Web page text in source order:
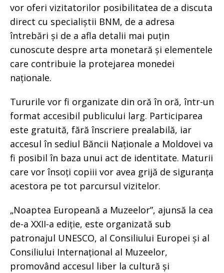
vor oferi vizitatorilor posibilitatea de a discuta
direct cu specialiștii BNM, de a adresa
întrebări și de a afla detalii mai puțin
cunoscute despre arta monetară și elementele
care contribuie la protejarea monedei
naționale.
Tururile vor fi organizate din oră în oră, într-un
format accesibil publicului larg. Participarea
este gratuită, fără înscriere prealabilă, iar
accesul în sediul Băncii Naționale a Moldovei va
fi posibil în baza unui act de identitate. Maturii
care vor însoți copiii vor avea grijă de siguranța
acestora pe tot parcursul vizitelor.
„Noaptea Europeană a Muzeelor”, ajunsă la cea
de-a XXII-a ediție, este organizată sub
patronajul UNESCO, al Consiliului Europei și al
Consiliului Internațional al Muzeelor,
promovând accesul liber la cultură și